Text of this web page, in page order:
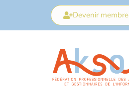
Devenir membre